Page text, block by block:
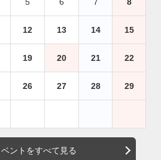
12 13 14 15
19 20 21 22
26 27 28 29
ントをすべて見る